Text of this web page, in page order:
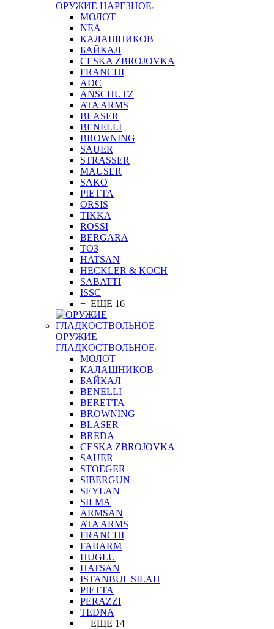
ОРУЖИЕ НАРЕЗНОЕ
МОЛОТ
NEA
КАЛАШНИКОВ
БАЙКАЛ
CESKA ZBROJOVKA
FRANCHI
ADC
ANSCHUTZ
ATA ARMS
BLASER
BENELLI
BROWNING
SAUER
STRASSER
MAUSER
SAKO
PIETTA
ORSIS
TIKKA
ROSSI
BERGARA
ТОЗ
HATSAN
HECKLER & KOCH
SABATTI
ISSC
+ ЕЩЕ 16
ОРУЖИЕ
ГЛАДКОСТВОЛЬНОЕ
МОЛОТ
КАЛАШНИКОВ
БАЙКАЛ
BENELLI
BERETTA
BROWNING
BLASER
BREDA
CESKA ZBROJOVKA
SAUER
STOEGER
SIBERGUN
SEYLAN
SILMA
ARMSAN
ATA ARMS
FRANCHI
FABARM
HUGLU
HATSAN
ISTANBUL SILAH
PIETTA
PERAZZI
TEDNA
+ ЕЩЕ 14